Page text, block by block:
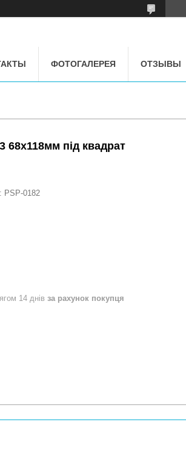
ФОТОГАЛЕРЕЯ ОТЗЫВЫ
68x118мм під квадрат
PSP-0182
14 днів за рахунок покупця